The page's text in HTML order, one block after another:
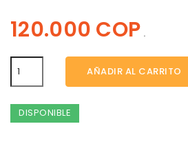
120.000 COP .
AÑADIR AL CARRITO
DISPONIBLE